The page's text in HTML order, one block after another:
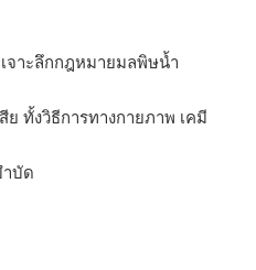
จาะลึกกฎหมายมลพิษน้ำ
ย ทั้งวิธีการทางกายภาพ เคมี
บัด